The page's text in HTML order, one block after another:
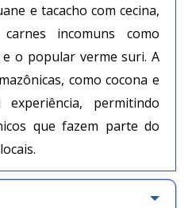
e tacacho com cecina,
incomuns como
o popular verme suri. A
como cocona e
permitindo
que fazem parte do